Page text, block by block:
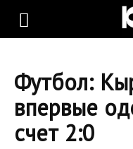
KLOOP.KG
Новости
Футбол:
впервые
счет 2:0